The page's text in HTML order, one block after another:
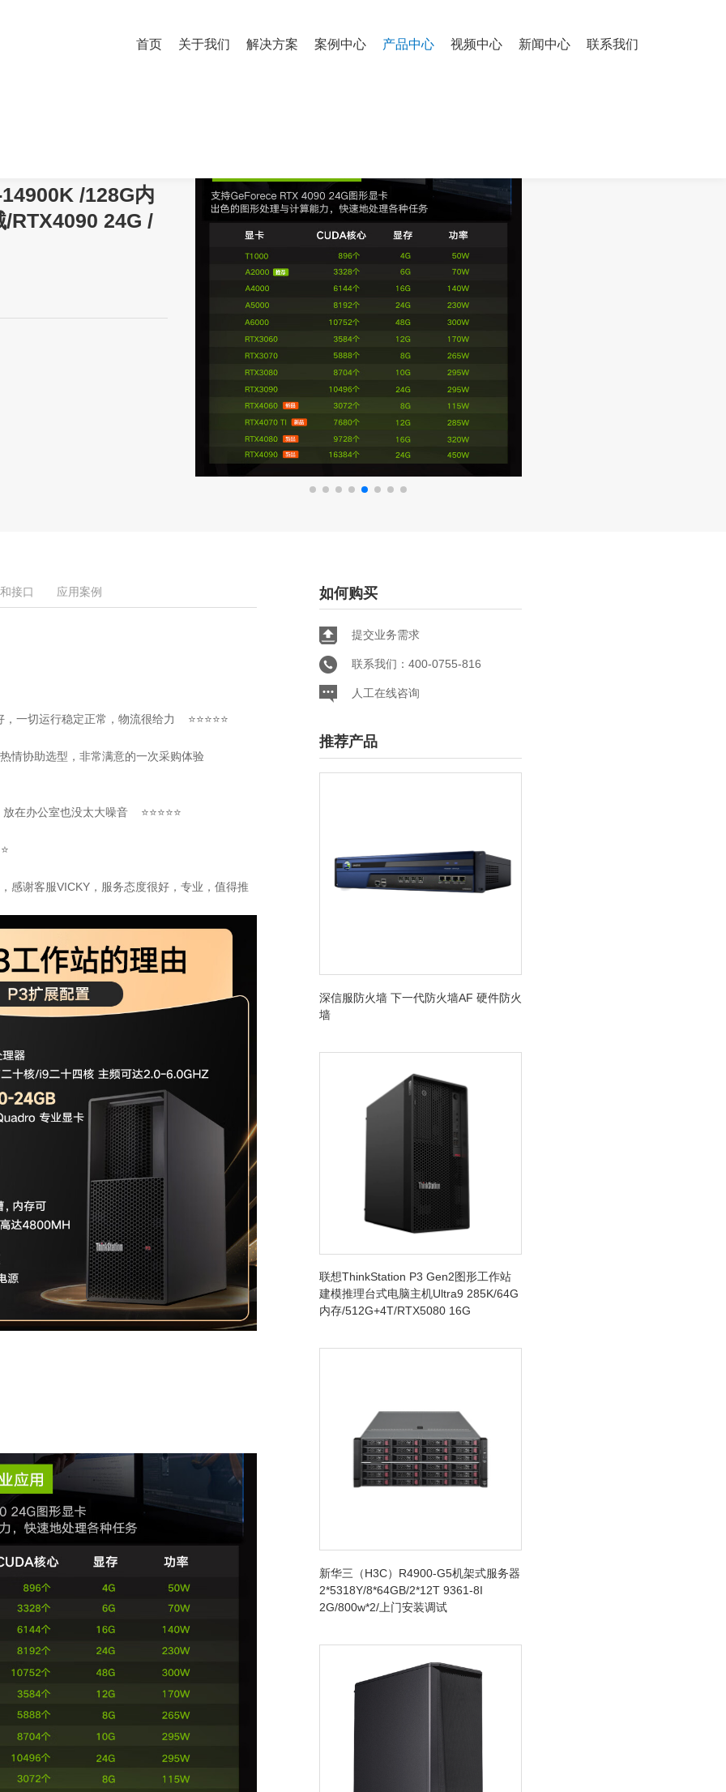
首页 关于我们 解决方案 案例中心 产品中心 视频中心 新闻中心 联系我们
/128G内
RTX4090 24G /
接口 应用案例
一切运行稳定正常，物流很给力 ⭐⭐⭐⭐⭐
情协助选型，非常满意的一次采购体验
在办公室也没太大噪音 ⭐⭐⭐⭐⭐
谢客服VICKY，服务态度很好，专业，值得推
如何购买
提交业务需求
联系我们：400-0755-816
人工在线咨询
推荐产品
深信服防火墙 下一代防火墙AF 硬件防火
墙
联想ThinkStation P3 Gen2图形工作站
建模推理台式电脑主机Ultra9 285K/64G
内存/512G+4T/RTX5080 16G
新华三（H3C）R4900-G5机架式服务器
2*5318Y/8*64GB/2*12T 9361-8I
2G/800w*2/上门安装调试